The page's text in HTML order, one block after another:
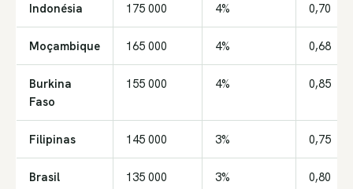
Indonésia 175 000 4% 0,70
Moçambique 165 000 4% 0,68
Burkina
Faso
155 000 4% 0,85
Filipinas 145 000 3% 0,75
Brasil 135 000 3% 0,80